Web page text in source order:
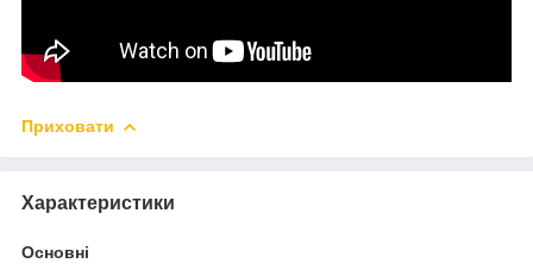
Приховати
Характеристики
Основні